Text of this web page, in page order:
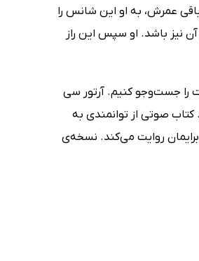
عمرش، به او این شانس را
نیز باشد. او سپس این راز
را جست‌وجو کنیم. آرتور سی
صوتی از توانمندی به
روایت می‌کند. نسخه‌ی